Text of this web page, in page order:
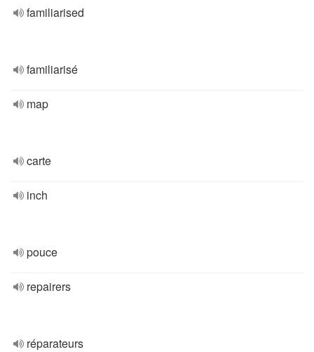
familiarised
familiarisé
map
carte
inch
pouce
repairers
réparateurs